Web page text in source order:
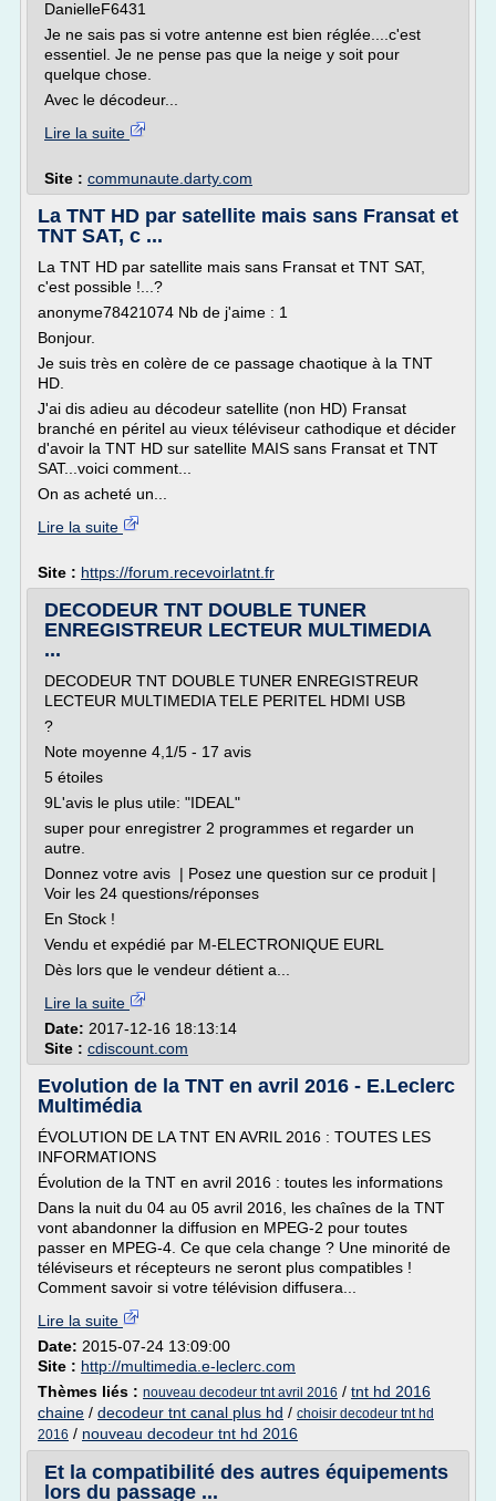
DanielleF6431
Je ne sais pas si votre antenne est bien réglée....c'est
essentiel. Je ne pense pas que la neige y soit pour
quelque chose.
Avec le décodeur...
Lire la suite
Site : communaute.darty.com
La TNT HD par satellite mais sans Fransat et
TNT SAT, c ...
La TNT HD par satellite mais sans Fransat et TNT SAT,
c'est possible !...?
anonyme78421074 Nb de j'aime : 1
Bonjour.
Je suis très en colère de ce passage chaotique à la TNT
HD.
J'ai dis adieu au décodeur satellite (non HD) Fransat
branché en péritel au vieux téléviseur cathodique et décider
d'avoir la TNT HD sur satellite MAIS sans Fransat et TNT
SAT...voici comment...
On as acheté un...
Lire la suite
Site : https://forum.recevoirlatnt.fr
DECODEUR TNT DOUBLE TUNER
ENREGISTREUR LECTEUR MULTIMEDIA
...
DECODEUR TNT DOUBLE TUNER ENREGISTREUR
LECTEUR MULTIMEDIA TELE PERITEL HDMI USB
?
Note moyenne 4,1/5 - 17 avis
5 étoiles
9L'avis le plus utile: "IDEAL"
super pour enregistrer 2 programmes et regarder un
autre.
Donnez votre avis | Posez une question sur ce produit |
Voir les 24 questions/réponses
En Stock !
Vendu et expédié par M-ELECTRONIQUE EURL
Dès lors que le vendeur détient a...
Lire la suite
Date: 2017-12-16 18:13:14
Site : cdiscount.com
Evolution de la TNT en avril 2016 - E.Leclerc
Multimédia
ÉVOLUTION DE LA TNT EN AVRIL 2016 : TOUTES LES
INFORMATIONS
Évolution de la TNT en avril 2016 : toutes les informations
Dans la nuit du 04 au 05 avril 2016, les chaînes de la TNT
vont abandonner la diffusion en MPEG-2 pour toutes
passer en MPEG-4. Ce que cela change ? Une minorité de
téléviseurs et récepteurs ne seront plus compatibles !
Comment savoir si votre télévision diffusera...
Lire la suite
Date: 2015-07-24 13:09:00
Site : http://multimedia.e-leclerc.com
Thèmes liés : nouveau decodeur tnt avril 2016 / tnt hd 2016
chaine / decodeur tnt canal plus hd / choisir decodeur tnt hd
2016 / nouveau decodeur tnt hd 2016
Et la compatibilité des autres équipements
lors du passage ...